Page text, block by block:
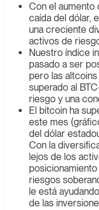
Con el aumento
caída del dólar,
una creciente
activos de
Nuestro índice
pasado a ser
pero las
superado al
riesgo y una
El bitcoin ha
este mes
del dólar
Con la
lejos de los
riesgos
le está
de las